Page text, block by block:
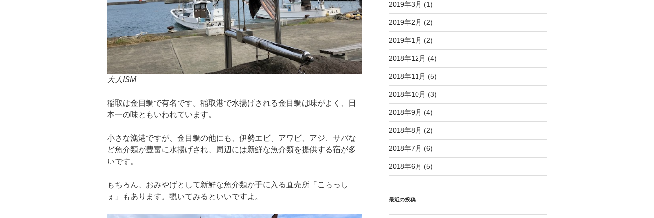
大人ISM
稲取は金目鯛で有名です。稲取港で水揚げされる金目鯛は味がよく、日
本一の味ともいわれています。
小さな漁港ですが、金目鯛の他にも、伊勢エビ、アワビ、アジ、サバな
ど魚介類が豊富に水揚げされ、周辺には新鮮な魚介類を提供する宿が多
いです。
もちろん、おみやげとして新鮮な魚介類が手に入る直売所「こらっし
ぇ」もあります。覗いてみるといいですよ。
2019年3月 (1)
2019年2月 (2)
2019年1月 (2)
2018年12月 (4)
2018年11月 (5)
2018年10月 (3)
2018年9月 (4)
2018年8月 (2)
2018年7月 (6)
2018年6月 (5)
最近の投稿